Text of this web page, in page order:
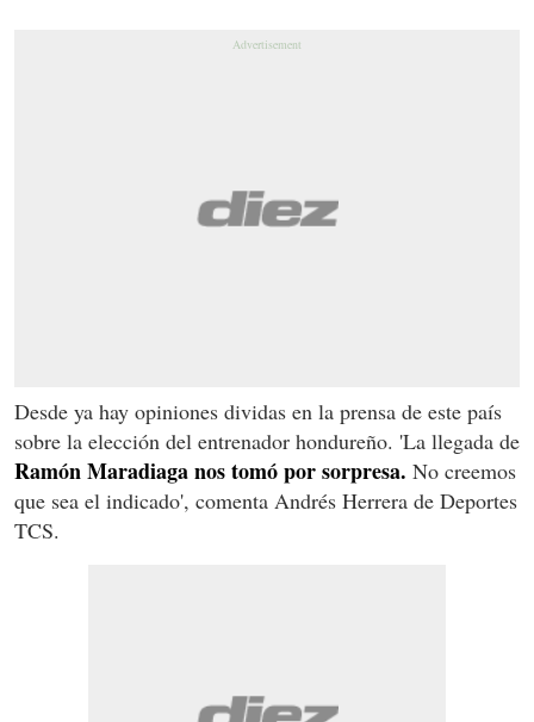
Desde ya hay opiniones dividas en la prensa de este país
sobre la elección del entrenador hondureño. 'La llegada de
Ramón Maradiaga nos tomó por sorpresa. No creemos
que sea el indicado', comenta Andrés Herrera de Deportes
TCS.